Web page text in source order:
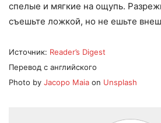
спелые и мягкие на ощупь.
съешьте ложкой, но не ешьте
Источник: Reader’s Digest
Перевод с английского
Photo by Jacopo Maia on Unsplash